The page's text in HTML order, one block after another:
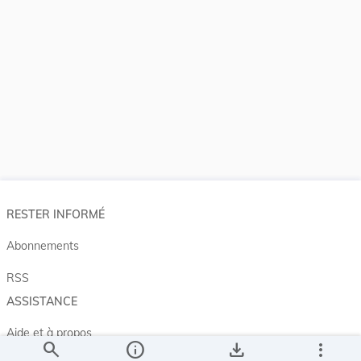
search info save_alt more_vert
RESTER INFORMÉ
Abonnements
RSS
ASSISTANCE
Aide et à propos